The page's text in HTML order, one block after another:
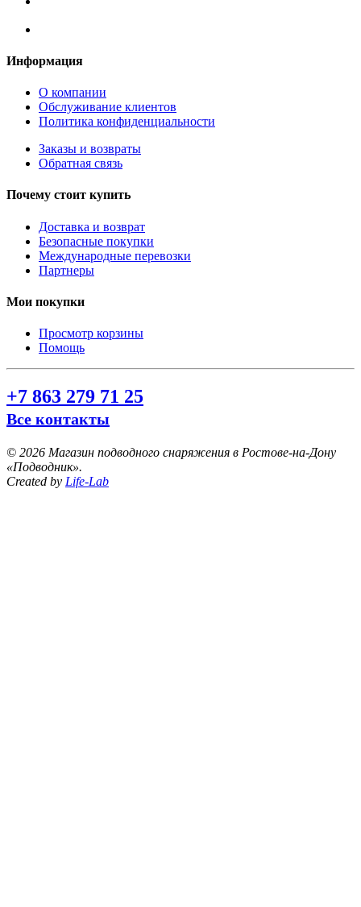
Информация
О компании
Обслуживание клиентов
Политика конфиденциальности
Заказы и возвраты
Обратная связь
Почему стоит купить
Доставка и возврат
Безопасные покупки
Международные перевозки
Партнеры
Мои покупки
Просмотр корзины
Помощь
+7 863 279 71 25
Все контакты
© 2026 Магазин подводного снаряжения в Ростове-на-Дону
«Подводник».
Created by Life-Lab